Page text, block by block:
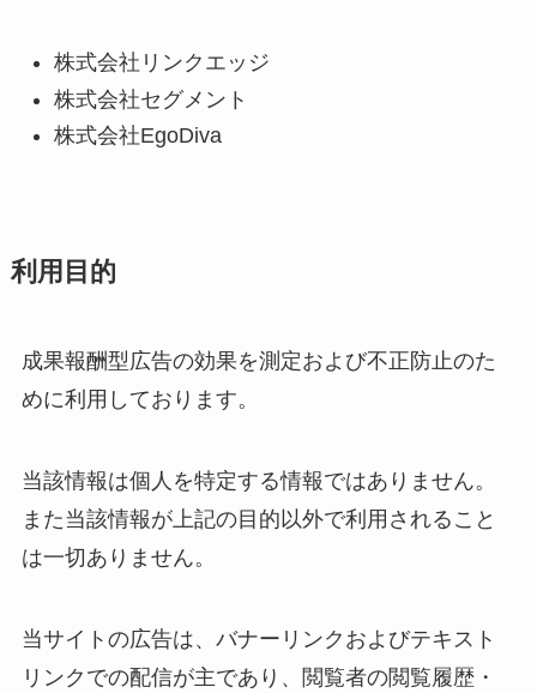
株式会社リンクエッジ
株式会社セグメント
株式会社EgoDiva
利用目的
成果報酬型広告の効果を測定および不正防止のた
めに利用しております。
当該情報は個人を特定する情報ではありません。
また当該情報が上記の目的以外で利用されること
は一切ありません。
当サイトの広告は、バナーリンクおよびテキスト
リンクでの配信が主であり、閲覧者の閲覧履歴・